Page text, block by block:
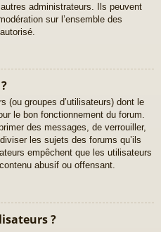
administrateurs. Ils peuvent
sur l’ensemble des
(ou groupes d’utilisateurs) dont le
le bon fonctionnement du forum.
des messages, de verrouiller,
les sujets des forums qu’ils
empêchent que les utilisateurs
abusif ou offensant.
?